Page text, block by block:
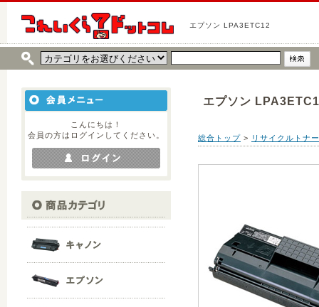
エプソン LPA3ETC12
こんにちは！
会員の方はログインしてください。
エプソン
総合トップ > リサイクルトナ